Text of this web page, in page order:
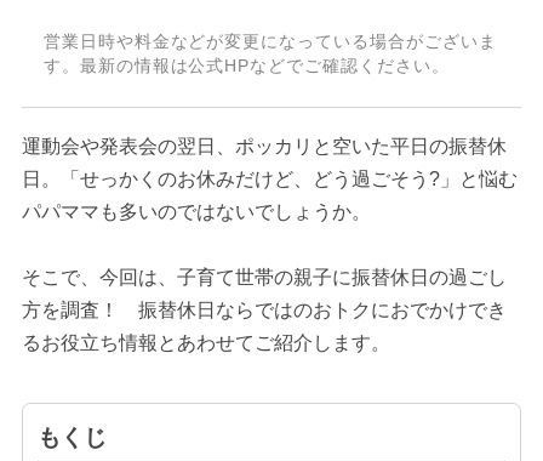
営業日時や料金などが変更になっている場合がございま
す。最新の情報は公式HPなどでご確認ください。
運動会や発表会の翌日、ポッカリと空いた平日の振替休
日。「せっかくのお休みだけど、どう過ごそう?」と悩む
パパママも多いのではないでしょうか。
そこで、今回は、子育て世帯の親子に振替休日の過ごし
方を調査！ 振替休日ならではのおトクにおでかけでき
るお役立ち情報とあわせてご紹介します。
もくじ